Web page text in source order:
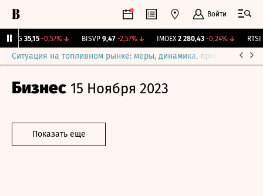
Войти
35,15 -0,57%↓ BISVP 9,47 -2,57%↓ IMOEX 2 280,43 -0,24%↓ RTSI
Ситуация на топливном рынке: меры, динамика, прогнозы
Бизнес 15 Ноября 2023
Показать еще